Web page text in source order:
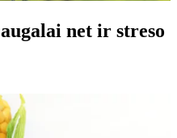
net ir streso